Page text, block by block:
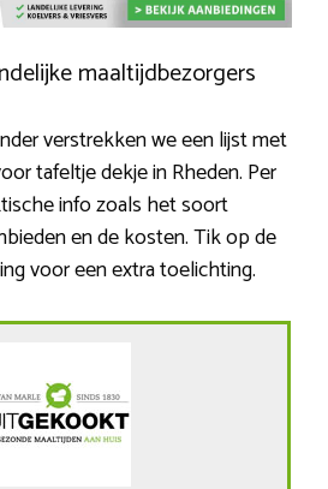
maaltijdbezorgers
verstrekken we een lijst met
tafeltje dekje in Rheden. Per
info zoals het soort
en de kosten. Tik op de
voor een extra toelichting.